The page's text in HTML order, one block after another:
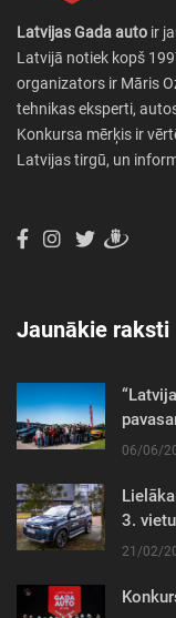
Latvijas Gada auto ir
Latvijā notiek kopš
organizators ir Māris
tehnikas eksperti,
Konkursa mērķis ir
Latvijas tirgū, un
Jaunākie raksti
06/06/
3.
21/02/